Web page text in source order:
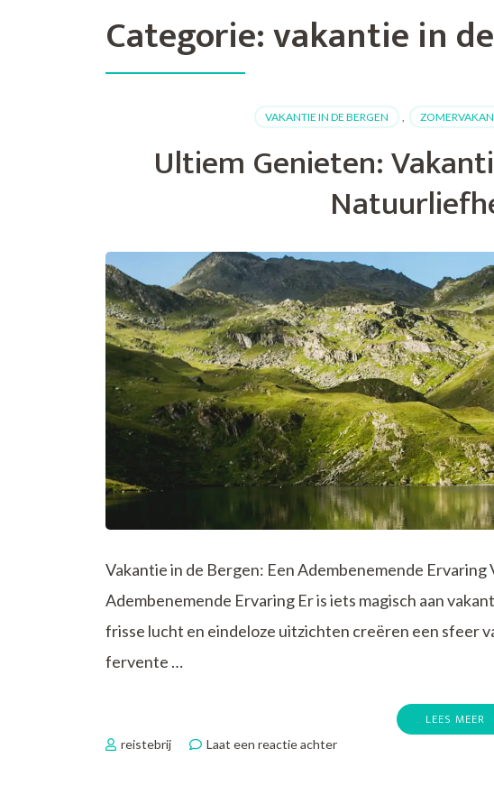
Categorie:vakantie in
VAKANTIE IN DE BERGEN ,
Ultiem Genieten:
Vakantie in de Bergen: Een Adembenemende Ervaring
Adembenemende Ervaring Er is iets magisch aan
frisse lucht en eindeloze uitzichten creëren een sfeer
fervente …
LEES MEER
reistebrij Laat een reactie achterop